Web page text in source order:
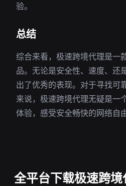
验。
总结
综合来看，极速跨境代理是一
品。无论是安全性、速度、还
出了优秀的表现。对于寻找可
来说，极速跨境代理无疑是一
体验，感受安全畅快的网络自由
全平台下载极速跨